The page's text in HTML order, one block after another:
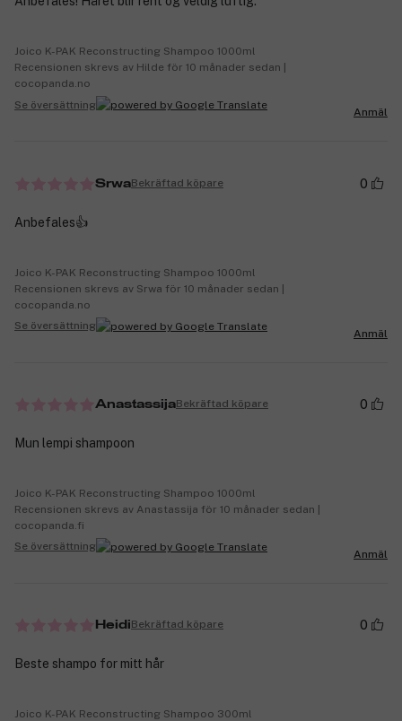
Joico K-PAK Reconstructing Shampoo 1000ml
Recensionen skrevs av Hilde för 10 månader sedan |
cocopanda.no
Se översättning
Anmäl
SrwaBekräftad köpare 0
Anbefales👍
Joico K-PAK Reconstructing Shampoo 1000ml
Recensionen skrevs av Srwa för 10 månader sedan |
cocopanda.no
Se översättning
Anmäl
AnastassijaBekräftad köpare 0
Mun lempi shampoon
Joico K-PAK Reconstructing Shampoo 1000ml
Recensionen skrevs av Anastassija för 10 månader sedan |
cocopanda.fi
Se översättning
Anmäl
HeidiBekräftad köpare 0
Beste shampo for mitt hår
Joico K-PAK Reconstructing Shampoo 300ml